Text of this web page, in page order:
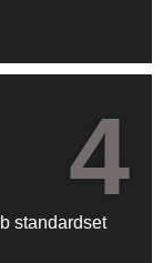
4
standardset